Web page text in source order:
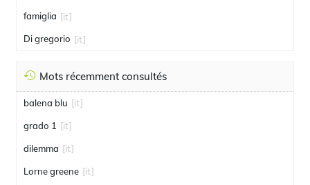
famiglia [it]
Di gregorio [it]
Mots récemment consultés
balena blu [it]
grado 1 [it]
dilemma [it]
Lorne greene [it]